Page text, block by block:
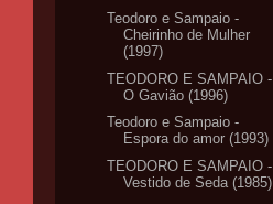
Teodoro e Sampaio -
Cheirinho de Mulher
(1997)
TEODORO E SAMPAIO -
O Gavião (1996)
Teodoro e Sampaio -
Espora do amor (1993)
TEODORO E SAMPAIO -
Vestido de Seda (1985)